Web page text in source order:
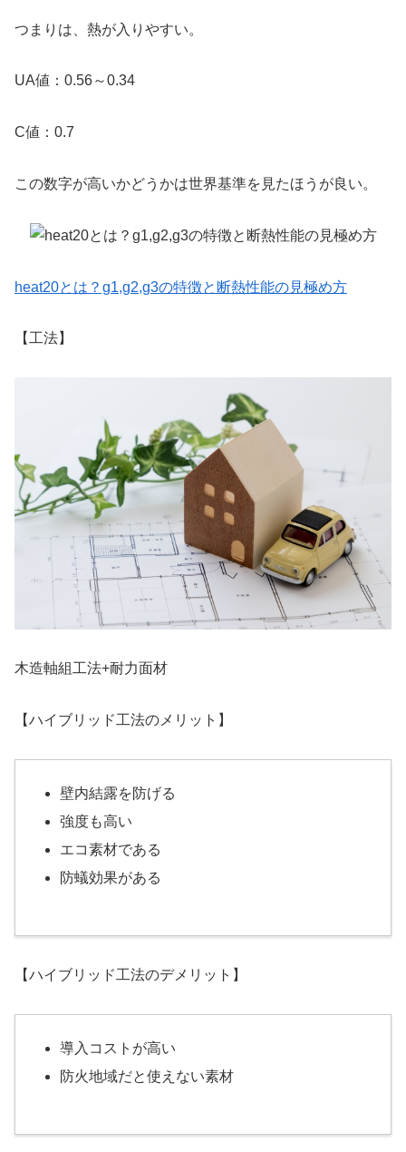
つまりは、熱が入りやすい。
UA値：0.56～0.34
C値：0.7
この数字が高いかどうかは世界基準を見たほうが良い。
heat20とは？g1,g2,g3の特徴と断熱性能の見極め方
【工法】
木造軸組工法+耐力面材
【ハイブリッド工法のメリット】
壁内結露を防げる
強度も高い
エコ素材である
防蟻効果がある
【ハイブリッド工法のデメリット】
導入コストが高い
防火地域だと使えない素材